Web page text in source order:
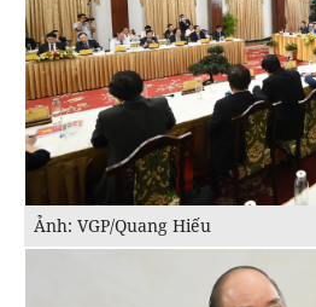
Ảnh: VGP/Quang Hiếu